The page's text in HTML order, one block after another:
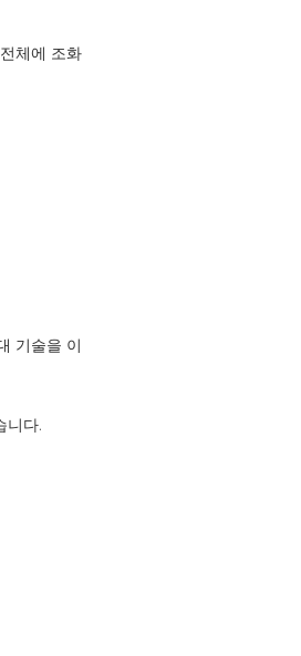
체에 조화
기술을 이
니다.